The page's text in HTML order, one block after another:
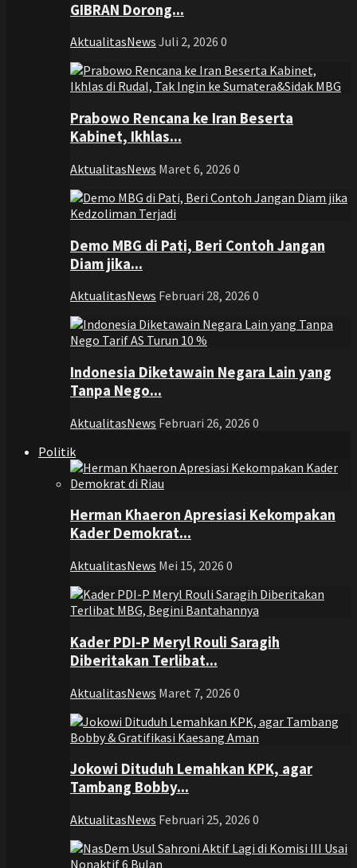
GIBRAN Dorong...
AktualitasNews Juli 2, 2026 0
Prabowo Rencana ke Iran Beserta
Kabinet, Ikhlas...
AktualitasNews Maret 6, 2026 0
Demo MBG di Pati, Beri Contoh Jangan
Diam jika...
AktualitasNews Februari 28, 2026 0
Indonesia Diketawain Negara Lain yang
Tanpa Nego...
AktualitasNews Februari 26, 2026 0
Politik
Herman Khaeron Apresiasi Kekompakan
Kader Demokrat...
AktualitasNews Mei 15, 2026 0
Kader PDI-P Meryl Rouli Saragih
Diberitakan Terlibat...
AktualitasNews Maret 7, 2026 0
Jokowi Dituduh Lemahkan KPK, agar
Tambang Bobby...
AktualitasNews Februari 25, 2026 0